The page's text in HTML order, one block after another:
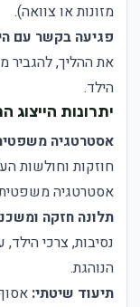
מזונות או צוואה).
פגיעה בקשר עם
את ההליך,
הילד.
יתרונות הייצוג
אסטרטגיה
חוזקות וחולשות
אסטרטגיה
תלונה חזקה
נסיבות, צרכי
הנוהגת.
תיעוד שיטתי: